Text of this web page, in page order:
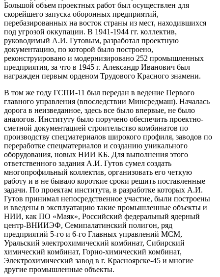
Большой объем проектных работ был осуществлен для
скорейшего запуска оборонных предприятий,
перебазированных на восток страны из мест, находившихся
под угрозой оккупации. В 1941-1944 гг. коллектив,
руководимый А.И. Гутовым, разработал проектную
документацию, по которой было построено,
реконструировано и модернизировано 252 промышленных
предприятия, за что в 1945 г. Александр Иванович был
награжден первым орденом Трудового Красного знамени.
В том же году ГСПИ-11 был передан в ведение Первого
главного управления (впоследствии Минсредмаш). Началась
дорога в неизведанное, здесь все было впервые, не было
аналогов. Институту было поручено обеспечить проектно-
сметной документацией строительство комбинатов по
производству спецматериалов широкого профиля, заводов по
переработке спецматериалов и созданию уникального
оборудования, новых НИИ КБ. Для выполнения этого
ответственного задания А.И. Гутов сумел создать
многопрофильный коллектив, организовать его четкую
работу и в не бывало короткие сроки решить поставленные
задачи. По проектам института, в разработке которых А.И.
Гутов принимал непосредственное участие, были построены
и введены в эксплуатацию такие промышленные объекты и
НИИ, как ПО «Маяк», Российский федеральный ядерный
центр-ВНИИЭФ, Семипалатинский полигон, ряд
предприятий 5-го и 6-го Главных управлений МСМ,
Уральский электрохимический комбинат, Сибирский
химический комбинат, Горно-химический комбинат,
Электрохимический завод в г. Красноярске-45 и многие
другие промышленные объекты.